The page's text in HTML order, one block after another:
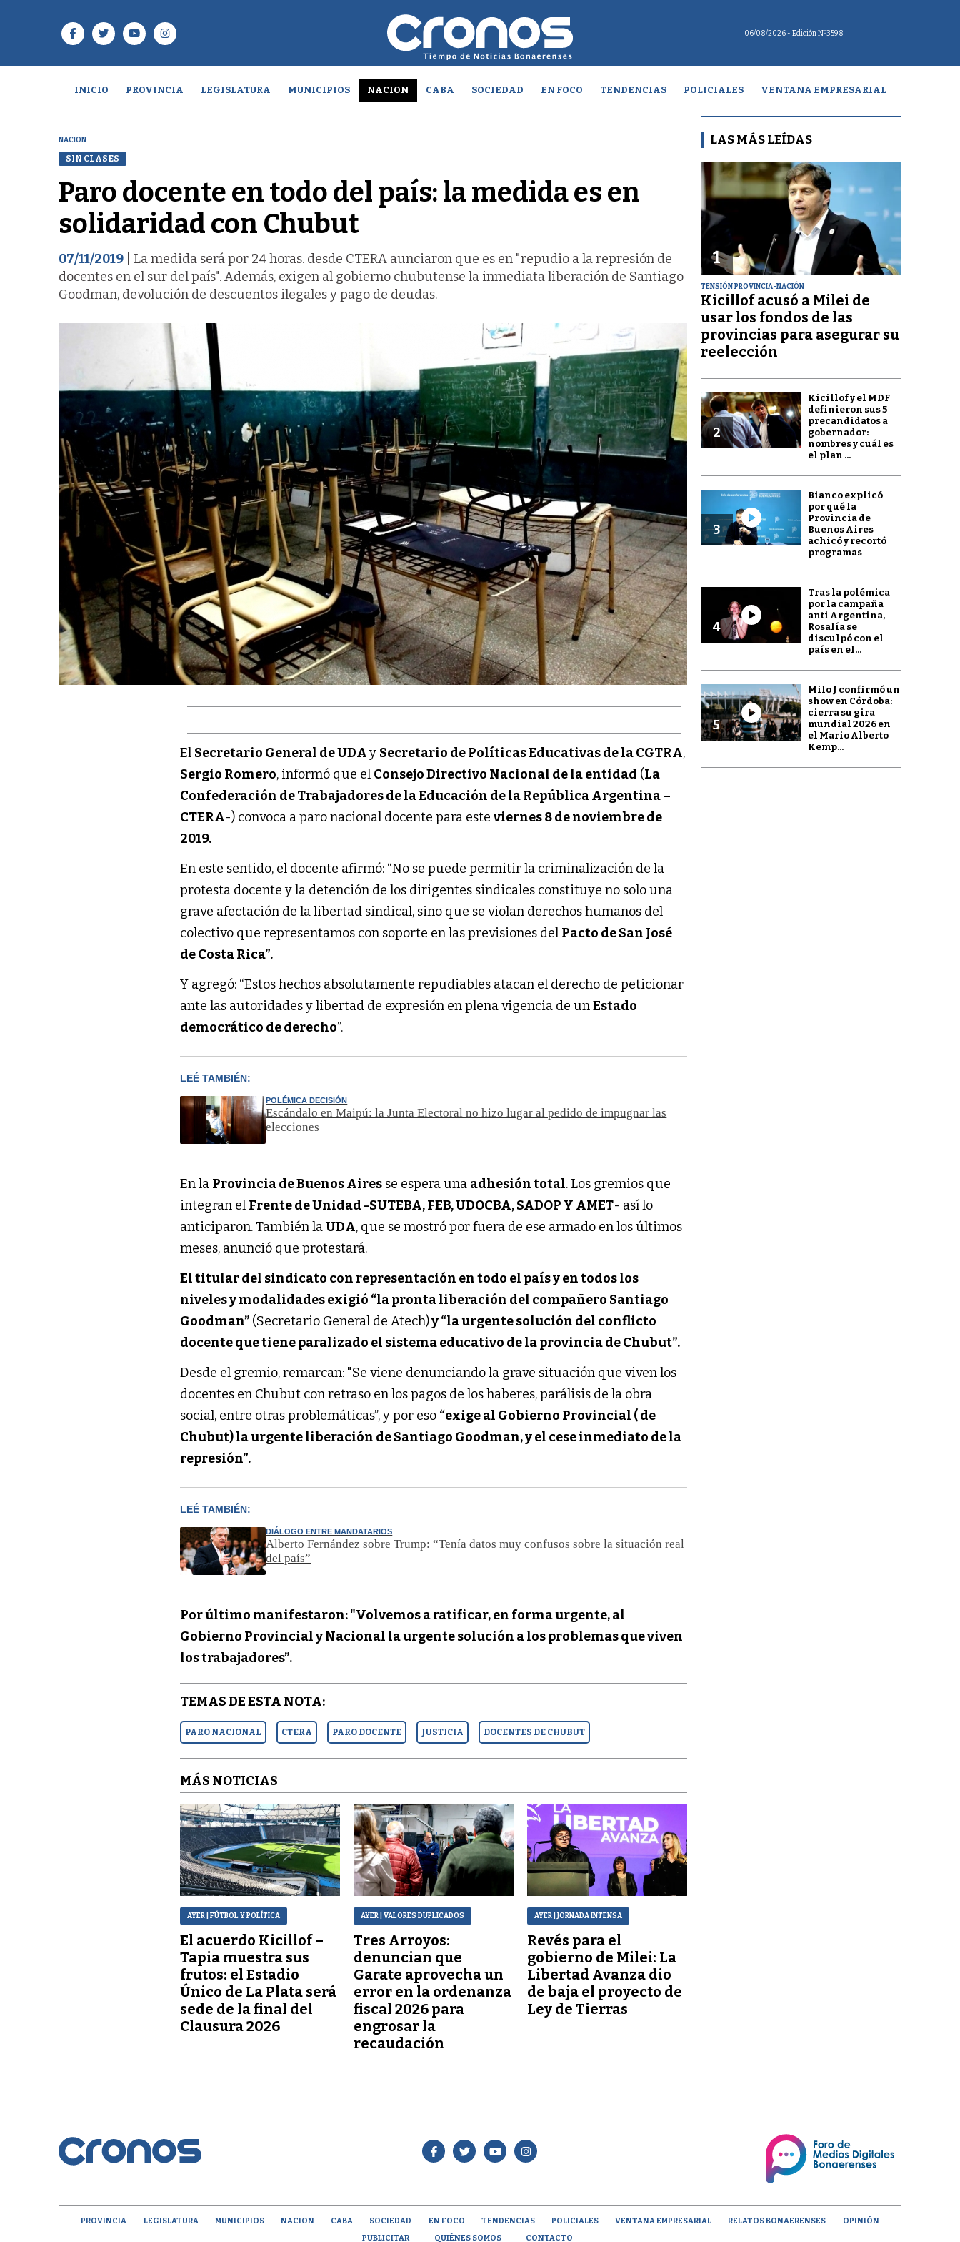
06/08/2026 - Edición Nº3598
INICIO PROVINCIA LEGISLATURA MUNICIPIOS NACION CABA SOCIEDAD EN FOCO TENDENCIAS POLICIALES VENTANA EMPRESARIAL
NACION
SIN CLASES
Paro docente en todo del país: la medida es en
solidaridad con Chubut
07/11/2019 | La medida será por 24 horas. desde CTERA aunciaron que es en "repudio a la represión de
docentes en el sur del país". Además, exigen al gobierno chubutense la inmediata liberación de Santiago
Goodman, devolución de descuentos ilegales y pago de deudas.
El Secretario General de UDAy Secretario de Políticas Educativas de la CGTRA,
Sergio Romero, informó que el Consejo Directivo Nacional de la entidad (La
Confederación de Trabajadores de la Educación de la República Argentina –
CTERA-) convoca a paro nacional docente para esteviernes 8 de noviembre de
2019.
En este sentido, el docente afirmó: “No se puede permitir la criminalización de la
protesta docente y la detención de los dirigentes sindicales constituye no solo una
grave afectación de la libertad sindical, sino que se violan derechos humanos del
colectivo que representamos con soporte en las previsiones del Pacto de San José
de Costa Rica”.
Y agregó: “Estos hechos absolutamente repudiables atacan el derecho de peticionar
ante las autoridades y libertad de expresión en plena vigencia de unEstado
democrático de derecho”.
LEÉ TAMBIÉN:
POLÉMICA DECISIÓN
Escándalo en Maipú: la Junta Electoral no hizo lugar al pedido de impugnar las
elecciones
En la Provincia de Buenos Aires se espera una adhesión total. Los gremios que
integran el Frente de Unidad -SUTEBA, FEB, UDOCBA, SADOP Y AMET- así lo
anticiparon. También laUDA, que se mostró por fuera de ese armado en los últimos
meses, anunció que protestará.
El titular del sindicato con representación en todo el país y en todos los
niveles y modalidades exigió “la pronta liberación del compañero Santiago
Goodman” (Secretario General de Atech)y “la urgente solución del conflicto
docente que tiene paralizado el sistema educativo de la provincia de Chubut”.
Desde el gremio, remarcan: "Se viene denunciando la grave situación que viven los
docentes en Chubut con retraso en los pagos de los haberes, parálisis de la obra
social, entre otras problemáticas”, y por eso “exige al Gobierno Provincial ( de
Chubut) la urgente liberación de Santiago Goodman, y el cese inmediato de la
represión”.
LEÉ TAMBIÉN:
DIÁLOGO ENTRE MANDATARIOS
Alberto Fernández sobre Trump: “Tenía datos muy confusos sobre la situación real
del país”
Por último manifestaron: "Volvemos a ratificar, en forma urgente, al
Gobierno Provincial y Nacional la urgente solución a los problemas que viven
los trabajadores”.
TEMAS DE ESTA NOTA:
PARO NACIONAL CTERA PARO DOCENTE JUSTICIA DOCENTES DE CHUBUT
MÁS NOTICIAS
AYER | FÚTBOL Y POLÍTICA
El acuerdo Kicillof –
Tapia muestra sus
frutos: el Estadio
Único de La Plata será
sede de la final del
Clausura 2026
AYER | VALORES DUPLICADOS
Tres Arroyos:
denuncian que
Garate aprovecha un
error en la ordenanza
fiscal 2026 para
engrosar la
recaudación
AYER | JORNADA INTENSA
Revés para el
gobierno de Milei: La
Libertad Avanza dio
de baja el proyecto de
Ley de Tierras
LAS MÁS LEÍDAS
1
TENSIÓN PROVINCIA-NACIÓN
Kicillof acusó a Milei de
usar los fondos de las
provincias para asegurar su
reelección
2
Kicillof y el MDF
definieron sus 5
precandidatos a
gobernador:
nombres y cuál es
el plan ...
3
Bianco explicó
por qué la
Provincia de
Buenos Aires
achicó y recortó
programas
4
Tras la polémica
por la campaña
anti Argentina,
Rosalía se
disculpó con el
país en el...
5
Milo J confirmó un
show en Córdoba:
cierra su gira
mundial 2026 en
el Mario Alberto
Kemp...
PROVINCIA LEGISLATURA MUNICIPIOS NACION CABA SOCIEDAD EN FOCO TENDENCIAS POLICIALES VENTANA EMPRESARIAL RELATOS BONAERENSES
OPINIÓN
PUBLICITAR
QUIÉNES SOMOS CONTACTO